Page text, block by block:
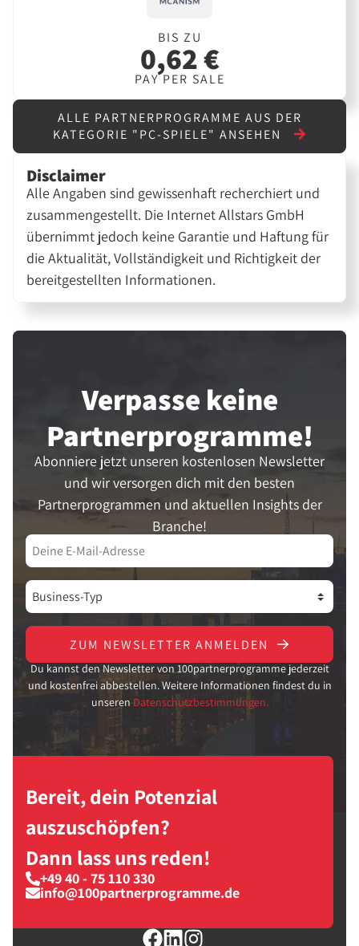
BIS ZU
0,62 €
PAY PER SALE
ALLE PARTNERPROGRAMME AUS DER
KATEGORIE "PC-SPIELE" ANSEHEN
Disclaimer
Alle Angaben sind gewissenhaft recherchiert und
zusammengestellt. Die Internet Allstars GmbH
übernimmt jedoch keine Garantie und Haftung für
die Aktualität, Vollständigkeit und Richtigkeit der
bereitgestellten Informationen.
Verpasse keine
Partner­programme!
Abonniere jetzt unseren kostenlosen Newsletter
und wir versorgen dich mit den besten
Partnerprogrammen und aktuellen Insights der
Branche!
ZUM NEWSLETTER ANMELDEN
Du kannst den Newsletter von 100partnerprogramme jederzeit
und kostenfrei abbestellen. Weitere Informationen findest du in
unseren Datenschutzbestimmungen.
Bereit, dein Potenzial
auszuschöpfen?
Dann lass uns reden!
+49 40 - 75 110 330
info@100partnerprogramme.de